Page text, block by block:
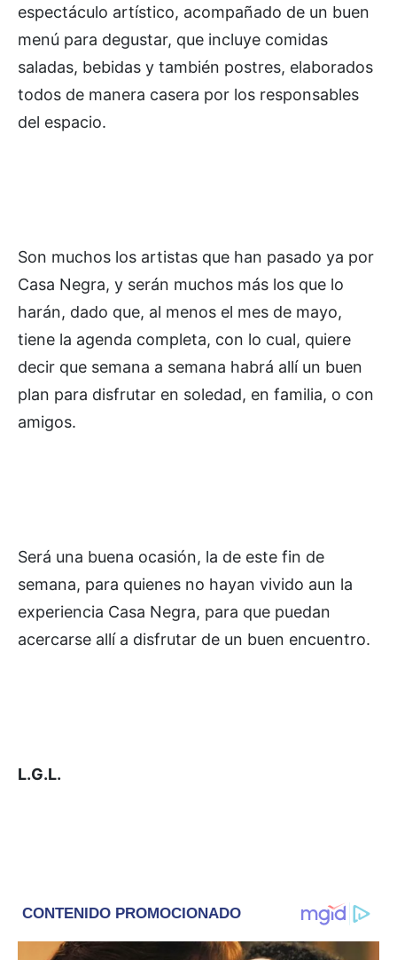
espectáculo artístico, acompañado de un buen
menú para degustar, que incluye comidas
saladas, bebidas y también postres, elaborados
todos de manera casera por los responsables
del espacio.
Son muchos los artistas que han pasado ya por
Casa Negra, y serán muchos más los que lo
harán, dado que, al menos el mes de mayo,
tiene la agenda completa, con lo cual, quiere
decir que semana a semana habrá allí un buen
plan para disfrutar en soledad, en familia, o con
amigos.
Será una buena ocasión, la de este fin de
semana, para quienes no hayan vivido aun la
experiencia Casa Negra, para que puedan
acercarse allí a disfrutar de un buen encuentro.
L.G.L.